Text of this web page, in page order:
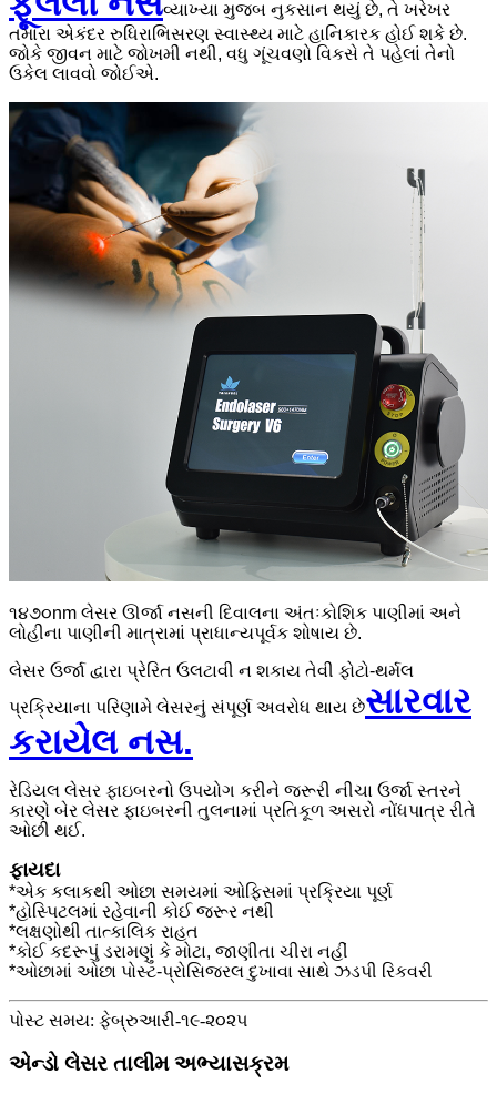
વ્યાખ્યા મુજબ નુકસાન થયું છે, તે ખરેખર
તમારા એકંદર રુધિરાભિસરણ સ્વાસ્થ્ય માટે હાનિકારક હોઈ શકે છે.
જોકે જીવન માટે જોખમી નથી, વધુ ગૂંચવણો વિકસે તે પહેલાં તેનો
ઉકેલ લાવવો જોઈએ.
૧૪૭૦nm લેસર ઊર્જા નસની દિવાલના અંતઃકોશિક પાણીમાં અને
લોહીના પાણીની માત્રામાં પ્રાધાન્યપૂર્વક શોષાય છે.
લેસર ઉર્જા દ્વારા પ્રેરિત ઉલટાવી ન શકાય તેવી ફોટો-થર્મલ
પ્રક્રિયાના પરિણામે લેસરનું સંપૂર્ણ અવરોધ થાય છેસારવાર
કરાયેલ નસ.
રેડિયલ લેસર ફાઇબરનો ઉપયોગ કરીને જરૂરી નીચા ઉર્જા સ્તરને
કારણે બેર લેસર ફાઇબરની તુલનામાં પ્રતિકૂળ અસરો નોંધપાત્ર રીતે
ઓછી થઈ.
ફાયદા
*એક કલાકથી ઓછા સમયમાં ઓફિસમાં પ્રક્રિયા પૂર્ણ
*હોસ્પિટલમાં રહેવાની કોઈ જરૂર નથી
*લક્ષણોથી તાત્કાલિક રાહત
*કોઈ કદરૂપું ડરામણું કે મોટા, જાણીતા ચીરા નહીં
*ઓછામાં ઓછા પોસ્ટ-પ્રોસિજરલ દુખાવા સાથે ઝડપી રિકવરી
પોસ્ટ સમય: ફેબ્રુઆરી-૧૯-૨૦૨૫
એન્ડો લેસર તાલીમ અભ્યાસક્રમ